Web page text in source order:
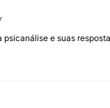
e suas